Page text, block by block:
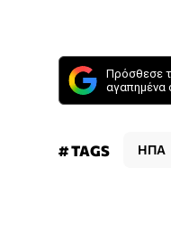
Πρόσθεσε
αγαπημένα
# TAGS ΗΠΑ